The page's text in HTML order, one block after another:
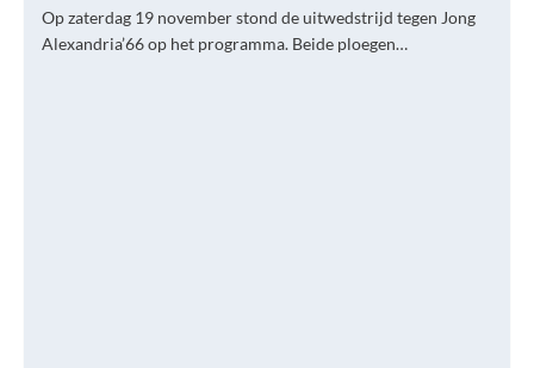
Op zaterdag 19 november stond de uitwedstrijd tegen Jong
Alexandria’66 op het programma. Beide ploegen…